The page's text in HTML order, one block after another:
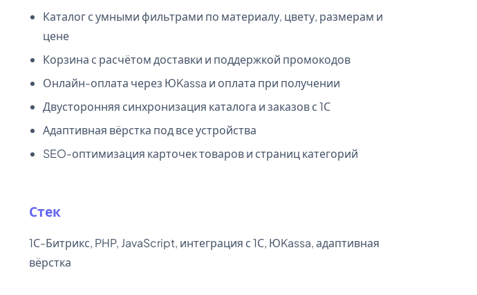
Каталог с умными фильтрами по материалу, цвету, размерам и
цене
Корзина с расчётом доставки и поддержкой промокодов
Онлайн-оплата через ЮKassa и оплата при получении
Двусторонняя синхронизация каталога и заказов с 1С
Адаптивная вёрстка под все устройства
SEO-оптимизация карточек товаров и страниц категорий
Стек
1С-Битрикс, PHP, JavaScript, интеграция с 1С, ЮKassa, адаптивная
вёрстка